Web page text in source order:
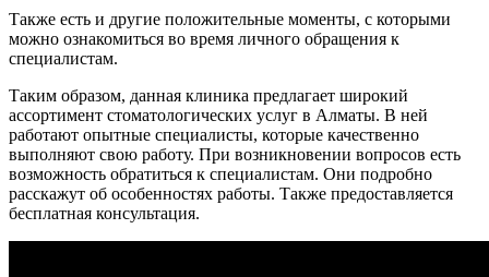
Также есть и другие положительные моменты, с которыми
можно ознакомиться во время личного обращения к
специалистам.
Таким образом, данная клиника предлагает широкий
ассортимент стоматологических услуг в Алматы. В ней
работают опытные специалисты, которые качественно
выполняют свою работу. При возникновении вопросов есть
возможность обратиться к специалистам. Они подробно
расскажут об особенностях работы. Также предоставляется
бесплатная консультация.